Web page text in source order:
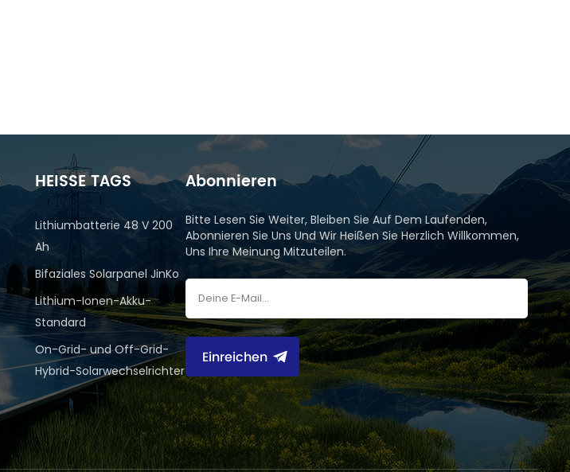
HEISSE TAGS
Lithiumbatterie 48 V 200
Ah
Bifaziales Solarpanel JinKo
Lithium-Ionen-Akku-
Standard
On-Grid- und Off-Grid-
Hybrid-Solarwechselrichter
Abonnieren
Bitte Lesen Sie Weiter, Bleiben Sie Auf Dem Laufenden,
Abonnieren Sie Uns Und Wir Heißen Sie Herzlich Willkommen,
Uns Ihre Meinung Mitzuteilen.
Einreichen